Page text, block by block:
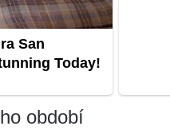
období